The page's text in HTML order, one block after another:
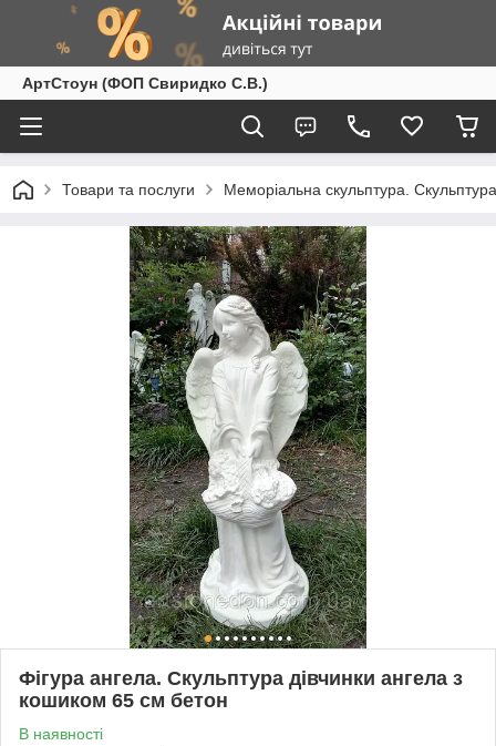
АртСтоун (ФОП Свиридко С.В.)
Товари та послуги Меморіальна скульптура.
Фігура ангела. Скульптура дівчинки ангела з
кошиком 65 см бетон
В наявності